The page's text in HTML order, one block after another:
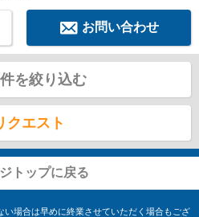
お問い合わせ
を絞り込む
クエスト
トップに戻る
場合は早めに終業させていただく場合もござ